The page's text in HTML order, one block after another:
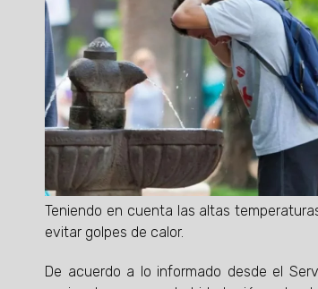
Teniendo en cuenta las altas
evitar golpes de calor.
De acuerdo a lo informado desde el